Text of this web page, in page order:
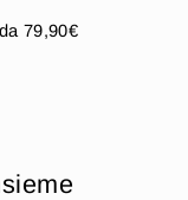
79,90€